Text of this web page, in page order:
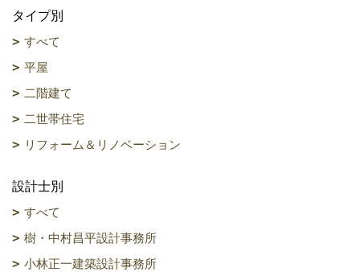
タイプ別
すべて
平屋
二階建て
二世帯住宅
リフォーム＆リノベーション
設計士別
すべて
樹・中村昌平設計事務所
小林正一建築設計事務所